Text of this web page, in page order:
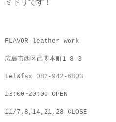
ミドリです！
FLAVOR leather work
広島市西区己斐本町1-8-3
tel&fax 082-942-6803
13:00~20:00 OPEN
11/7,8,14,21,28 CLOSE